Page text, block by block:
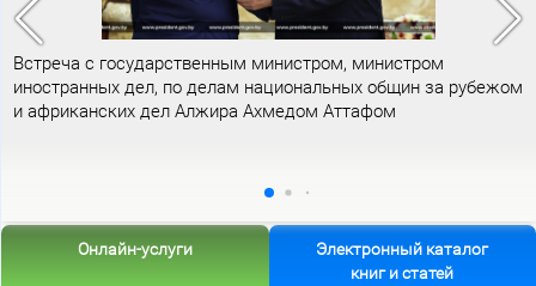
Встреча с государственным министром, министром
иностранных дел, по делам национальных общин за рубежом
и африканских дел Алжира Ахмедом Аттафом
Онлайн-услуги
Электронный каталог
книг и статей